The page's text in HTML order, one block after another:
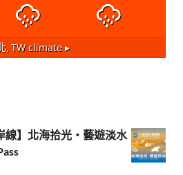
, TWclimate ▸
線】北海拾光・藝遊淡水